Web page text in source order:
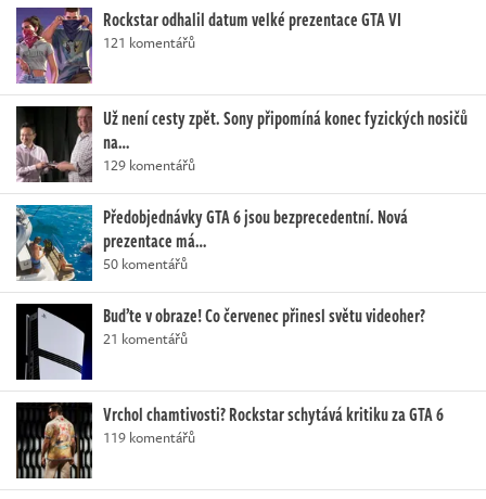
Rockstar odhalil datum velké prezentace GTA VI
121 komentářů
Už není cesty zpět. Sony připomíná konec fyzických nosičů
na…
129 komentářů
Předobjednávky GTA 6 jsou bezprecedentní. Nová
prezentace má…
50 komentářů
Buďte v obraze! Co červenec přinesl světu videoher?
21 komentářů
Vrchol chamtivosti? Rockstar schytává kritiku za GTA 6
119 komentářů